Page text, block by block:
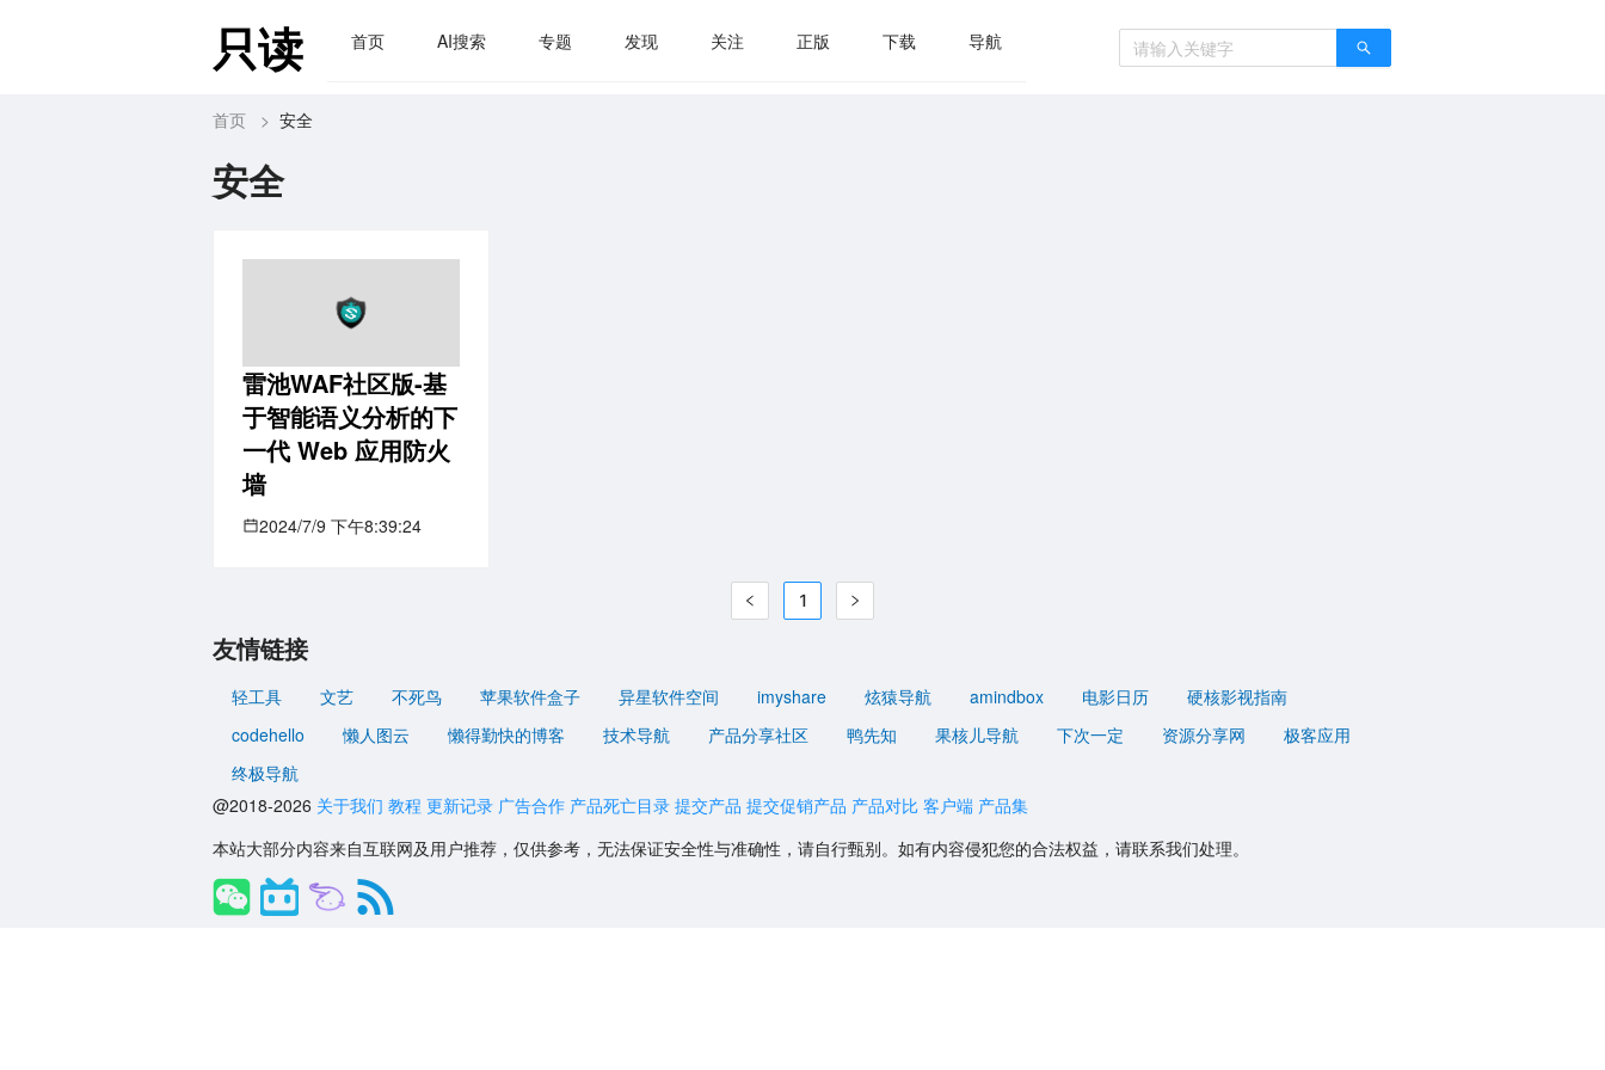
只读 首页 AI搜索 专题 发现 关注 正版 下载 导航
首页 > 安全
安全
雷池WAF社区版-基
于智能语义分析的下
一代 Web 应用防火
墙
2024/7/9 下午8:39:24
1
友情链接
轻工具 文艺 不死鸟 苹果软件盒子 异星软件空间 imyshare 炫猿导航 amindbox 电影日历
硬核影视指南
codehello
懒人图云 懒得勤快的博客 技术导航 产品分享社区 鸭先知 果核儿导航 下次一定 资源分享网
极客应用
终极导航
@2018-2026 关于我们 教程 更新记录 广告合作 产品死亡目录 提交产品 提交促销产品 产品对比 客户端 产品集
本站大部分内容来自互联网及用户推荐，仅供参考，无法保证安全性与准确性，请自行甄别。如有内容侵犯您的合法权益，请联系我们处理。